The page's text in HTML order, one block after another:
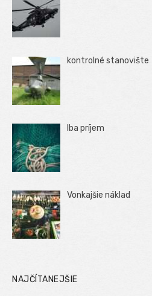
kontrolné stanovište
Iba príjem
Vonkajšie náklad
NAJČÍTANEJŠIE